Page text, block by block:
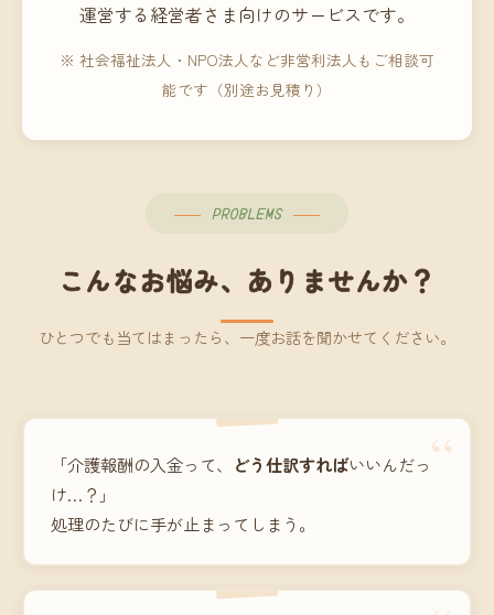
運営する経営者さま向けのサービスです。
※ 社会福祉法人・NPO法人など非営利法人もご相談可
能です（別途お見積り）
PROBLEMS
こんなお悩み、ありませんか？
ひとつでも当てはまったら、一度お話を聞かせてください。
“
「介護報酬の入金って、 どう仕訳すればいいんだっ
け…？」
処理のたびに手が止まってしまう。